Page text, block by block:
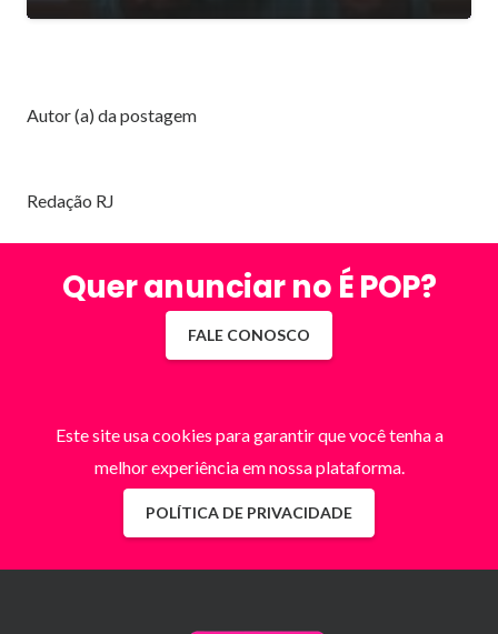
Autor (a) da postagem
Redação RJ
Quer anunciar no É POP?
FALE CONOSCO
Este site usa cookies para garantir que você tenha a
melhor experiência em nossa plataforma.
POLÍTICA DE PRIVACIDADE